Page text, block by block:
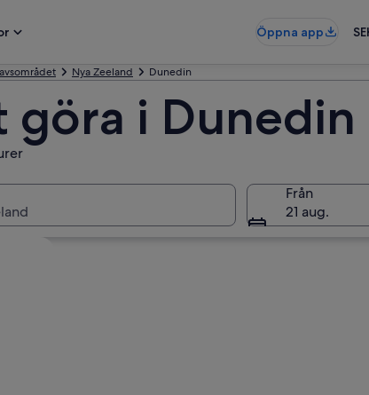
Öppna app
Nya Zeeland Dunedin
göra i Dunedin
Från
21 aug.